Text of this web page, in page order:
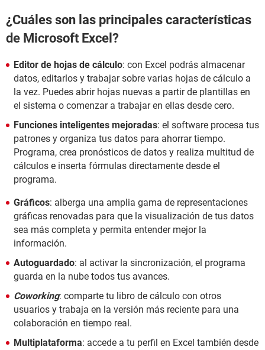
¿Cuáles son las principales características
de Microsoft Excel?
Editor de hojas de cálculo: con Excel podrás almacenar
datos, editarlos y trabajar sobre varias hojas de cálculo a
la vez. Puedes abrir hojas nuevas a partir de plantillas en
el sistema o comenzar a trabajar en ellas desde cero.
Funciones inteligentes mejoradas: el software procesa tus
patrones y organiza tus datos para ahorrar tiempo.
Programa, crea pronósticos de datos y realiza multitud de
cálculos e inserta fórmulas directamente desde el
programa.
Gráficos: alberga una amplia gama de representaciones
gráficas renovadas para que la visualización de tus datos
sea más completa y permita entender mejor la
información.
Autoguardado: al activar la sincronización, el programa
guarda en la nube todos tus avances.
Coworking: comparte tu libro de cálculo con otros
usuarios y trabaja en la versión más reciente para una
colaboración en tiempo real.
Multiplataforma: accede a tu perfil en Excel también desde